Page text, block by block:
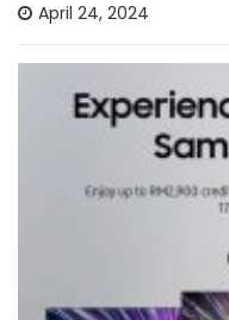
April 24, 2024